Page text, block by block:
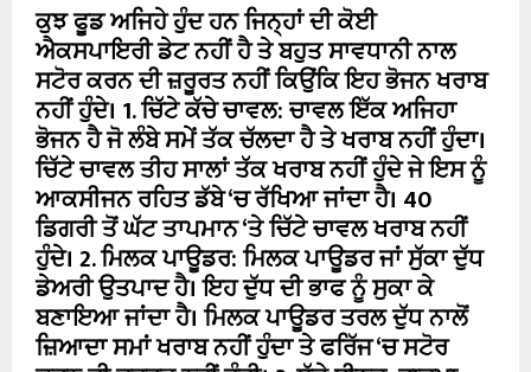
ਕੁਝ ਫੂਡ ਅਜਿਹੇ ਹੁੰਦ ਹਨ ਜਿਨ੍ਹਾਂ ਦੀ ਕੋਈ
ਐਕਸਪਾਇਰੀ ਡੇਟ ਨਹੀਂ ਹੈ ਤੇ ਬਹੁਤ ਸਾਵਧਾਨੀ ਨਾਲ
ਸਟੋਰ ਕਰਨ ਦੀ ਜ਼ਰੂਰਤ ਨਹੀਂ ਕਿਉਂਕਿ ਇਹ ਭੋਜਨ ਖਰਾਬ
ਨਹੀਂ ਹੁੰਦੇ। 1. ਚਿੱਟੇ ਕੱਚੇ ਚਾਵਲ: ਚਾਵਲ ਇੱਕ ਅਜਿਹਾ
ਭੋਜਨ ਹੈ ਜੋ ਲੰਬੇ ਸਮੇਂ ਤੱਕ ਚੱਲਦਾ ਹੈ ਤੇ ਖਰਾਬ ਨਹੀਂ ਹੁੰਦਾ।
ਚਿੱਟੇ ਚਾਵਲ ਤੀਹ ਸਾਲਾਂ ਤੱਕ ਖਰਾਬ ਨਹੀਂ ਹੁੰਦੇ ਜੇ ਇਸ ਨੂੰ
ਆਕਸੀਜਨ ਰਹਿਤ ਡੱਬੇ ‘ਚ ਰੱਖਿਆ ਜਾਂਦਾ ਹੈ। 40
ਡਿਗਰੀ ਤੋਂ ਘੱਟ ਤਾਪਮਾਨ ‘ਤੇ ਚਿੱਟੇ ਚਾਵਲ ਖਰਾਬ ਨਹੀਂ
ਹੁੰਦੇ। 2. ਮਿਲਕ ਪਾਊਡਰ: ਮਿਲਕ ਪਾਊਡਰ ਜਾਂ ਸੁੱਕਾ ਦੁੱਧ
ਡੇਅਰੀ ਉਤਪਾਦ ਹੈ। ਇਹ ਦੁੱਧ ਦੀ ਭਾਫ ਨੂੰ ਸੁਕਾ ਕੇ
ਬਣਾਇਆ ਜਾਂਦਾ ਹੈ। ਮਿਲਕ ਪਾਊਡਰ ਤਰਲ ਦੁੱਧ ਨਾਲੋਂ
ਜ਼ਿਆਦਾ ਸਮਾਂ ਖਰਾਬ ਨਹੀਂ ਹੁੰਦਾ ਤੇ ਫਰਿੱਜ ‘ਚ ਸਟੋਰ